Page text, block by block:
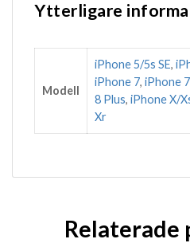
Ytterligare
Modell
iPhone 5/5s SE,
iPhone 7, iPhone
8 Plus, iPhone X/
Xr